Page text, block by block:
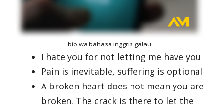
bio wa bahasa inggris galau
I hate you for not letting me have you
Pain is inevitable, suffering is optional
A broken heart does not mean you are
broken. The crack is there to let the